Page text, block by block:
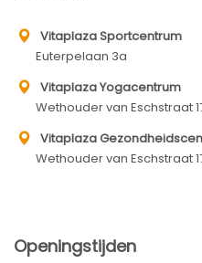
Vitaplaza Sportcentrum
Euterpelaan 3a
Vitaplaza Yogacentrum
Wethouder van Eschstraat
Vitaplaza
Wethouder van Eschstraat
Openingstijden